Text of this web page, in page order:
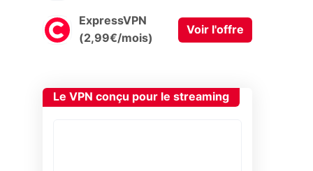
ExpressVPN
(2,99€/mois)
Voir l'offre
Le VPN conçu pour le streaming